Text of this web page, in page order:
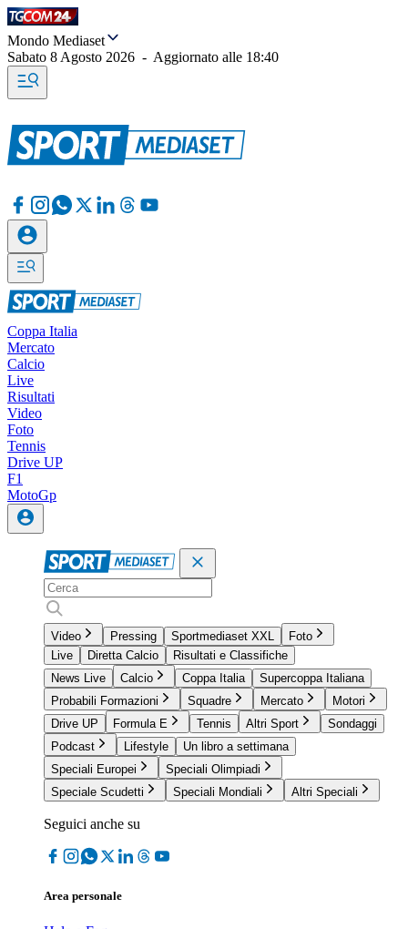
Mondo Mediaset
Sabato 8 Agosto 2026 - Aggiornato alle 18:40
Coppa Italia
Mercato
Calcio
Live
Risultati
Video
Foto
Tennis
Drive UP
F1
MotoGp
Video Pressing Sportmediaset XXL
Foto
Live
Diretta Calcio
Risultati e Classifiche
News Live
Calcio Coppa Italia
Supercoppa Italiana
Probabili Formazioni
Squadre Mercato
Motori
Drive UP
Formula E Tennis Altri Sport
Sondaggi
Podcast
Lifestyle
Un libro a settimana
Speciali Europei
Speciali Olimpiadi
Speciale Scudetti
Speciali Mondiali Altri Speciali
Seguici anche su
Area personale